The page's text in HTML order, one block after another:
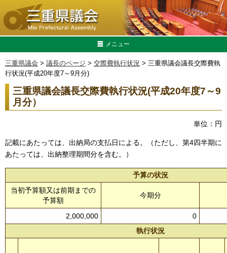
メニュー
三重県議会 > 議長のページ > 交際費執行状況 > 三重県議会議長交際費執
行状況(平成20年度7～9月分)
三重県議会議長交際費執行状況(平成20年度7～9
月分）
単位：円
記載にあたっては、出納局の支払日による。（ただし、第4四半期に
あたっては、出納整理期間分を含む。）
予算の状況
当初予算額又は前期までの
予算額
今期分
2,000,000
0
執行状況